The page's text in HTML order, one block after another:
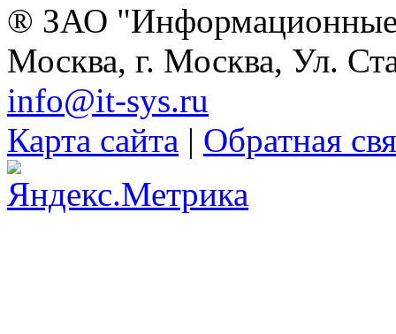
® ЗАО "Информационные
Москва, г. Москва, Ул.
info@it-sys.ru
Карта сайта | Обратная